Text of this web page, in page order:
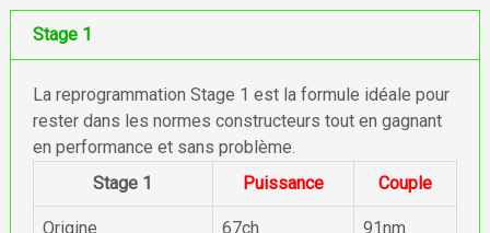
Stage 1
La reprogrammation Stage 1 est la formule idéale pour
rester dans les normes constructeurs tout en gagnant
en performance et sans problème.
Stage 1
Puissance Couple
Origine 67ch 91nm